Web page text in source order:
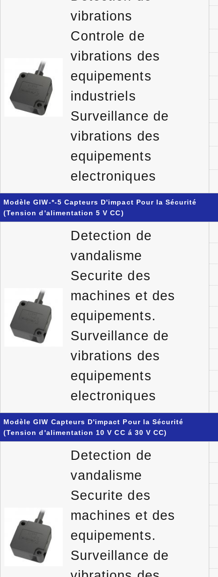
vibrations
Controle de
vibrations des
equipements
industriels
Surveillance de
vibrations des
equipements
electroniques
Modèle GIW-*-5 Capteurs D'impact Pour la Sécurité
(Tension d'alimentation 5 V CC)
Detection de
vandalisme
Securite des
machines et des
equipements.
Surveillance de
vibrations des
equipements
electroniques
Modèle GIW Capteurs D'impact Pour la Sécurité
(Tension d'alimentation 10 V CC á 30 V CC)
Detection de
vandalisme
Securite des
machines et des
equipements.
Surveillance de